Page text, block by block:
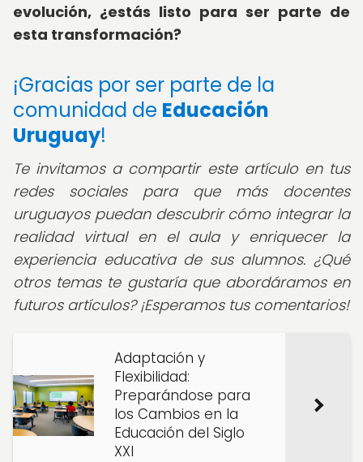
evolución, ¿estás listo para ser parte de
esta transformación?
¡Gracias por ser parte de la
comunidad de Educación
Uruguay!
Te invitamos a compartir este artículo en tus
redes sociales para que más docentes
uruguayos puedan descubrir cómo integrar la
realidad virtual en el aula y enriquecer la
experiencia educativa de sus alumnos. ¿Qué
otros temas te gustaría que abordáramos en
futuros artículos? ¡Esperamos tus comentarios!
Adaptación y
Flexibilidad:
Preparándose para
los Cambios en la
Educación del Siglo
XXI